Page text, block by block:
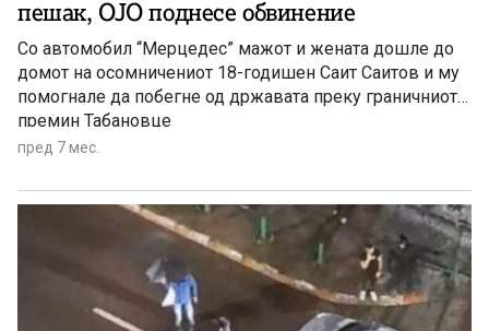
пешак, ОЈО поднесе обвинение
Со автомобил “Мерцедес” мажот и жената дошле до
домот на осомничениот 18-годишен Саит Саитов и му
помогнале да побегне од државата преку граничниот
премин Табановце
пред 7 мес.